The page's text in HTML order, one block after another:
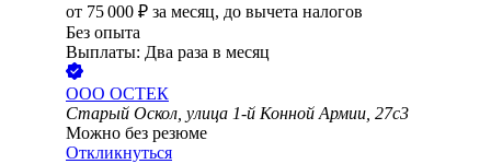
от 75 000 ₽ за месяц, до вычета налогов
Без опыта
Выплаты: Два раза в месяц
ООО ОСТЕК
Старый Оскол, улица 1-й Конной Армии, 27с3
Можно без резюме
Откликнуться